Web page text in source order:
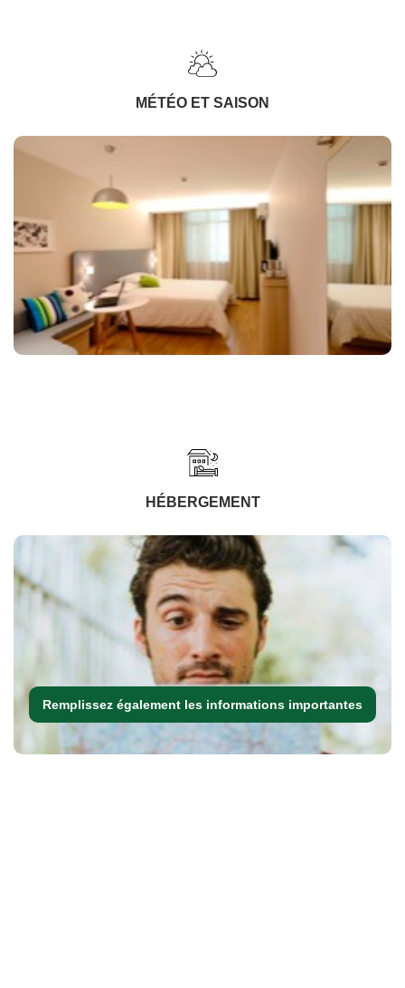
MÉTÉO ET SAISON
HÉBERGEMENT
Remplissez également les informations importantes